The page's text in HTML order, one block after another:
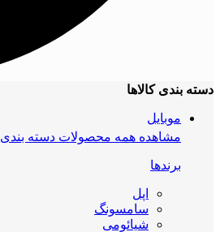
دسته بندی کالاها
موبایل
مشاهده همه محصولات دسته بندی
برندها
اپل
سامسونگ
شیائومی